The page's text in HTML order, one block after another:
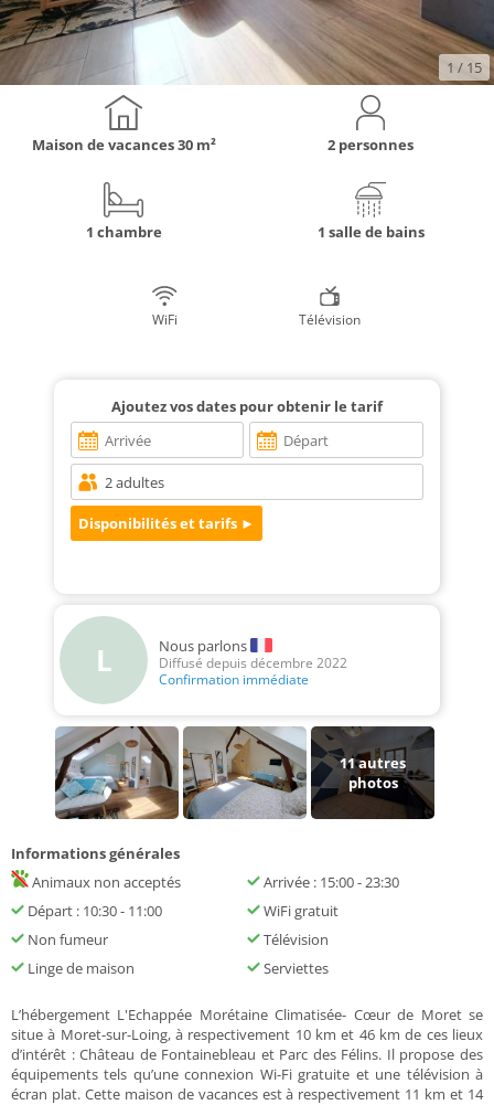
1 / 15
Maison de vacances30 m² 2 personnes
1 chambre 1 salle de bains
WiFi Télévision
Ajoutez vos dates pour obtenir le tarif
L Nous parlons
Diffusé depuis décembre 2022
Confirmation immédiate
11autres
photos
Informations générales
Animaux non acceptés
Arrivée : 15:00 - 23:30
Départ : 10:30 - 11:00
WiFi gratuit
Non fumeur
Télévision
Linge de maison
Serviettes
L’hébergement L'Echappée Morétaine Climatisée- Cœur de Moret se
situe à Moret-sur-Loing, à respectivement 10 km et 46 km de ces lieux
d’intérêt : Château de Fontainebleau et Parc des Félins. Il propose des
équipements tels qu’une connexion Wi-Fi gratuite et une télévision à
écran plat. Cette maison de vacances est à respectivement 11 km et 14